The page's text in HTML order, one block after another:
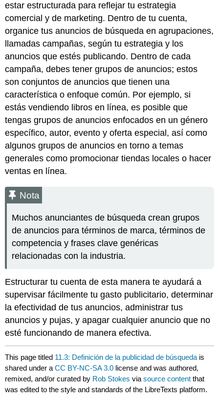
estar estructurada para reflejar tu estrategia
comercial y de marketing. Dentro de tu cuenta,
organice tus anuncios de búsqueda en agrupaciones,
llamadas campañas, según tu estrategia y los
anuncios que estés publicando. Dentro de cada
campaña, debes tener grupos de anuncios; estos
son conjuntos de anuncios que tienen una
característica o enfoque común. Por ejemplo, si
estás vendiendo libros en línea, es posible que
tengas grupos de anuncios enfocados en un género
específico, autor, evento y oferta especial, así como
algunos grupos de anuncios en torno a temas
generales como promocionar tiendas locales o hacer
ventas en línea.
Nota
Muchos anunciantes de búsqueda crean grupos
de anuncios para términos de marca, términos de
competencia y frases clave genéricas
relacionadas con la industria.
Estructurar tu cuenta de esta manera te ayudará a
supervisar fácilmente tu gasto publicitario, determinar
la efectividad de tus anuncios, administrar tus
anuncios y pujas, y apagar cualquier anuncio que no
esté funcionando de manera efectiva.
This page titled 11.3: Definición de la publicidad de búsquedais
shared under aCC BY-NC-SA 3.0 license and was authored,
remixed, and/or curated by Rob Stokes viasource content that
was edited to the style and standards of the LibreTexts platform.